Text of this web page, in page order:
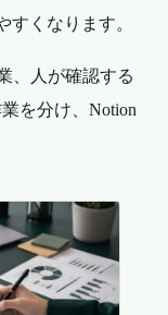
すくなります。
、人が確認する
を分け、Notion